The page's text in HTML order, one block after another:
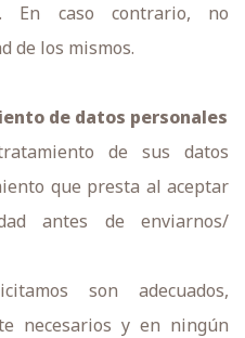
En caso contrario, no
de los mismos.
de datos personales
de sus datos
que presta al aceptar
antes de enviarnos/
son adecuados,
necesarios y en ningún